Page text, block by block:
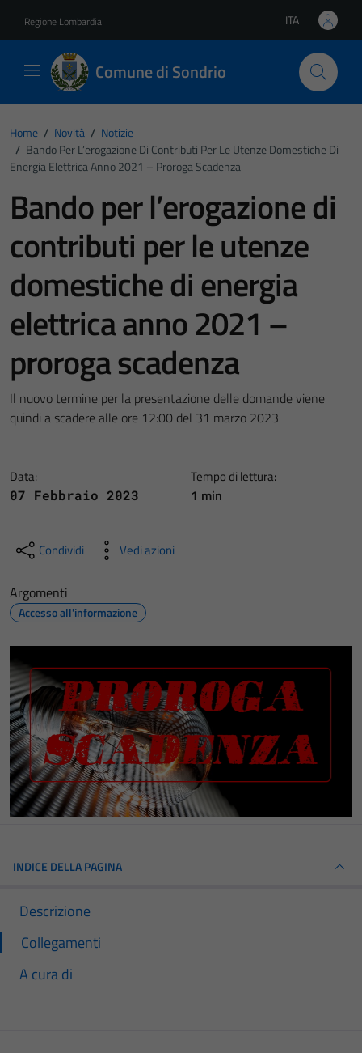
Regione Lombardia Lingua attiva:
ITA
Comune di Sondrio
Home / Novità / Notizie
/ Bando Per L’erogazione Di Contributi Per Le Utenze Domestiche Di
Energia Elettrica Anno 2021 – Proroga Scadenza
Bando per l’erogazione di
contributi per le utenze
domestiche di energia
elettrica anno 2021 –
proroga scadenza
Il nuovo termine per la presentazione delle domande viene
quindi a scadere alle ore 12:00 del 31 marzo 2023
Data:
07 Febbraio 2023
Tempo di lettura:
1 min
Condividi Vedi azioni
Argomenti
Accesso all'informazione
INDICE DELLA PAGINA
Descrizione
Collegamenti
A cura di